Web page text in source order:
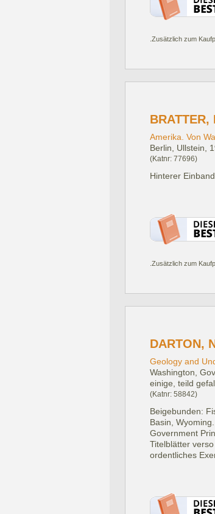
.Zusätzlich zum
BRATTER,
Amerika. Von
Berlin, Ullstein,
(Katnr: 77696)
Hinterer
.Zusätzlich zum
DARTON,
Geology and
Washington,
einige, teild
(Katnr: 58842)
Beigebunden:
Basin,
Government
Titelblätter
ordentliches